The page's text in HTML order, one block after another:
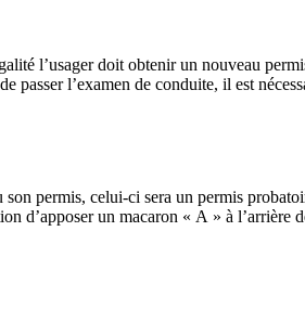
l’usager doit obtenir un nouveau
passer l’examen de conduite, il est
permis, celui-ci sera un permis
d’apposer un macaron « A » à l’arrière